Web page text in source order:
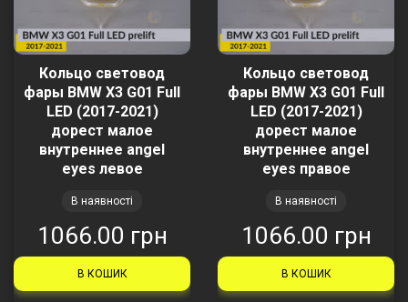
Кольцо световод
фары BMW X3 G01 Full
LED (2017-2021)
дорест малое
внутреннее angel
eyes левое
В наявності
1066.00 грн
В КОШИК
Кольцо световод
фары BMW X3 G01 Full
LED (2017-2021)
дорест малое
внутреннее angel
eyes правое
В наявності
1066.00 грн
В КОШИК